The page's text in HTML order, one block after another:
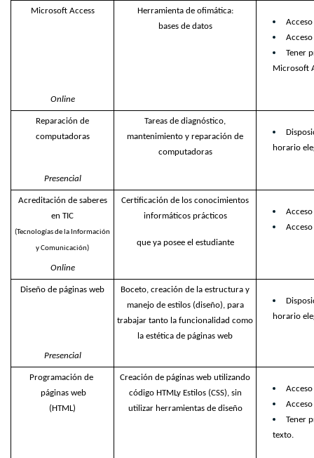
Microsoft Access
Herramienta de ofimática:
bases de datos
Tener
Microsoft
Online
Reparación de
computadoras
Tareas de diagnóstico,
mantenimiento y reparación de
computadoras
horario
Presencial
Acreditación de saberes
en TIC
(Tecnologías de la Información
y Comunicación)
Certificación de los conocimientos
informáticos prácticos
que ya posee el estudiante
Online
Diseño de páginas web
Boceto, creación de la estructura y
manejo de estilos (diseño), para
trabajar tanto la funcionalidad como
la estética de páginas web
horario
Presencial
Programación de
páginas web
(HTML)
Creación de páginas web utilizando
código HTMLy Estilos (CSS), sin
utilizar herramientas de diseño
Tener
texto.